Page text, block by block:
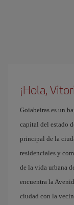
¡Hola,
Goiabeiras es un
capital del estado
principal de la
residenciales y
de la vida urbana
encuentra la
ciudad con la